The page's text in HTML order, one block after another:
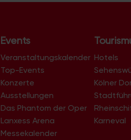
Events
Veranstaltungskalender
Top-Events
Konzerte
Ausstellungen
Das Phantom der Oper
Lanxess Arena
Messekalender
Hotels
Kölner
Karneval